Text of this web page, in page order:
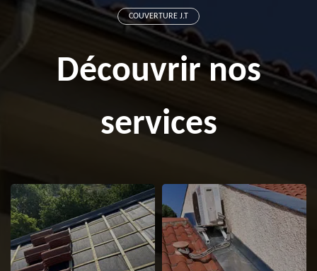
COUVERTURE J.T
Découvrir nos
services